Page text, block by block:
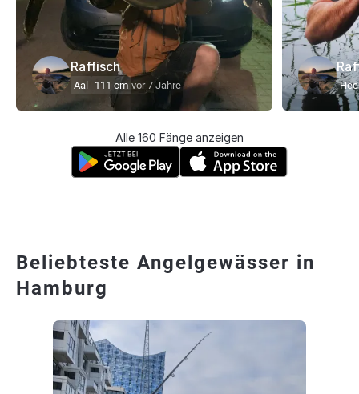
Raffisch
Aal 111 cm vor 7 Jahre
Alle 160 Fänge anzeigen
Beliebteste Angelgewässer in
Hamburg